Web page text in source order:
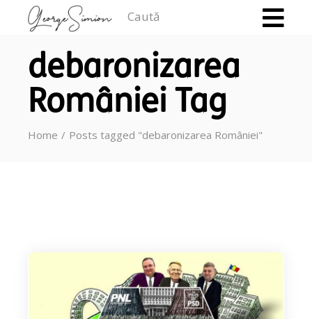
debaronizarea
României Tag
Home Posts tagged "debaronizarea României"